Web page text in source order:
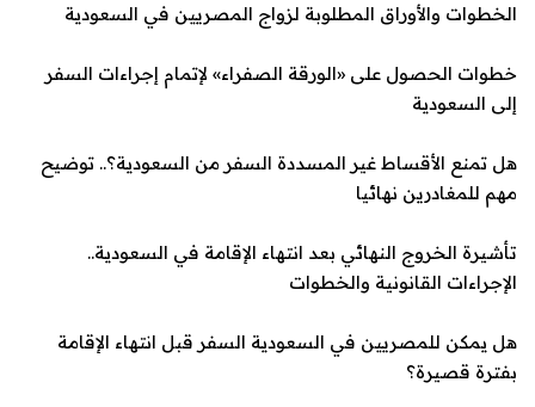
الخطوات والأوراق المطلوبة لزواج المصريين في السعودية
خطوات الحصول على «الورقة الصفراء» لإتمام إجراءات السفر
إلى السعودية
هل تمنع الأقساط غير المسددة السفر من السعودية؟.. توضيح
مهم للمغادرين نهائيا
تأشيرة الخروج النهائي بعد انتهاء الإقامة في السعودية..
الإجراءات القانونية والخطوات
هل يمكن للمصريين في السعودية السفر قبل انتهاء الإقامة
بفترة قصيرة؟